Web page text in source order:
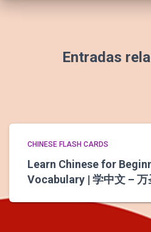
Entradas
CHINESE FLASH CARDS
Learn Chinese for
Vocabulary | 学中文 – 万